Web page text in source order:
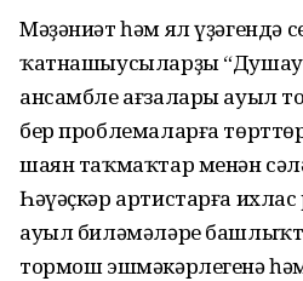
Мәҙәниәт һәм ял үҙәгендә
ҡатнашыусыларҙы
ансамбле ағзалары ауыл
бер проблемаларға
шаян таҡмаҡтар менән
Һәүәҫкәр артистарға
ауыл биләмәләре
тормош эшмәкәрлегенә